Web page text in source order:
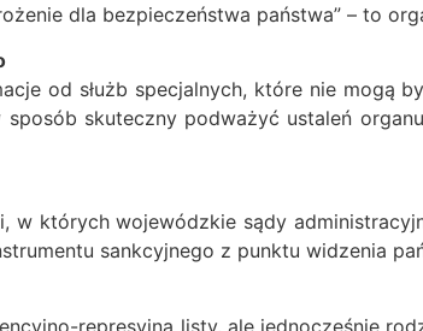
dla bezpieczeństwa państwa” – to
od służb specjalnych, które nie mogą
skuteczny podważyć ustaleń
których wojewódzkie sądy
sankcyjnego z punktu widzenia
represyjną listy, ale jednocześnie